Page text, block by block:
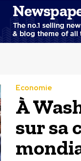
Economie
À
sur sa